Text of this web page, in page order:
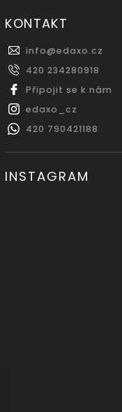
KONTAKT
info@edaxo.cz
420 234280918
Připojit se k nám
edaxo_cz
420 790421188
INSTAGRAM